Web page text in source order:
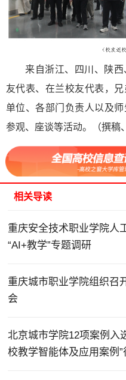
来自浙江、四川、陕
友代表、在兰校友代表，
单位、各部门负责人以及
参观、座谈等活动。（撰稿
相关导读
重庆安全技术职业学院人
“AI+教学”专题调研
重庆城市职业学院组织召
会
北京城市学院12项案例入
校教学智能体及应用案例